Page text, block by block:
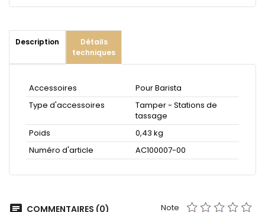
Description
Détails
techniques
Accessoires
Pour Barista
Type d'accessoires
Tamper - Stations de
tassage
Poids
0,43 kg
Numéro d'article
AC100007-00
COMMENTAIRES (0) Note